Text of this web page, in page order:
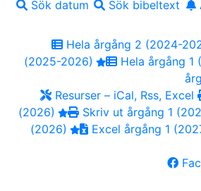
Sök datum
Sök bibeltext
Hela årgång 2 (2024-
(2025-2026)
Hela årgång 1
Resurser – iCal, Rss, Excel
(2026)
Skriv ut årgång 1
(2026)
Excel årgång 1